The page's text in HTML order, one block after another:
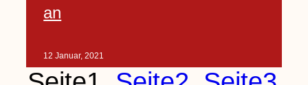
an
12 Januar, 2021